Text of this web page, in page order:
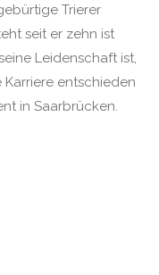
Trierer
seit er zehn ist
Leidenschaft ist,
entschieden
in Saarbrücken.